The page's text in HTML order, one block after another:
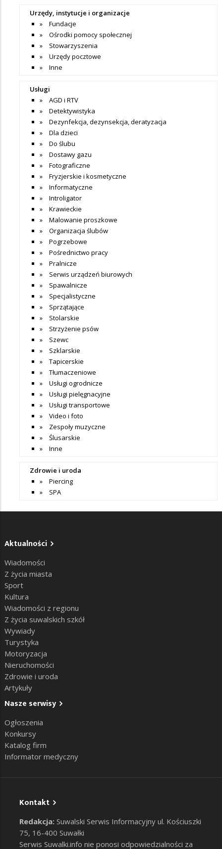
Urzędy, instytucje i organizacje
Fundacje
Ośrodki pomocy społecznej
Stowarzyszenia
Urzędy pocztowe
Inne
Usługi
AGD i RTV
Detektywistyka
Dezynfekcja, dezynsekcja, deratyzacja
Dla dzieci
Do ślubu
Dostawy gazu
Fotograficzne
Fryzjerskie i kosmetyczne
Informatyczne
Introligator
Krawieckie
Malowanie proszkowe
Organizacja ślubów
Pogrzebowe
Pośrednictwo pracy
Pralnicze
Serwis urządzeń biurowych
Spawalnicze
Specjalistyczne
Sprzątające
Stolarskie
Strzyżenie psów
Szewc
Szklarskie
Tapicerskie
Tłumaczeniowe
Usługi ogrodnicze
Usługi pielęgnacyjne
Usługi transportowe
Video i foto
Zespoły muzyczne
Ślusarskie
Inne
Zdrowie i uroda
Piercing
SPA
Aktualności
Wiadomości
Z życia miasta
Sport
Kultura
Wiadomości z regionu
Z życia suwalskich szkół
Wywiady
Turystyka
Motoryzacja
Nieruchomości
Zdrowie i uroda
Artykuły
Nasze serwisy
Ogłoszenia
Konkursy
Katalog firm
Informator medyczny
Kontakt
Redakcja: Suwalski Serwis Informacyjny ul. Kościuszki
75, 16-400 Suwałki
Serwis Suwalki.info nie ponosi odpowiedzialności za